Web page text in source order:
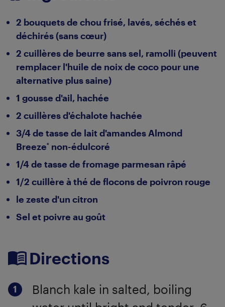
2 bouquets de chou frisé, lavés, séchés et
déchirés (sans cœur)
2 cuillères de beurre sans sel, ramolli (peuvent
remplacer l'huile de noix de coco pour une
alternative plus saine)
1 gousse d'ail, hachée
2 cuillères d'échalote hachée
3/4 de tasse de lait d'amandes Almond
Breeze® non-édulcoré
1/4 de tasse de fromage parmesan râpé
1/2 cuillère à thé de flocons de poivron rouge
le zeste d'un citron
Sel et poivre au goût
Directions
Blanch kale in salted, boiling